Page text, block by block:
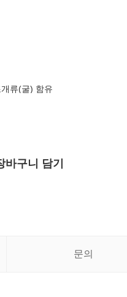
류(굴) 함유
바구니 담기
문의